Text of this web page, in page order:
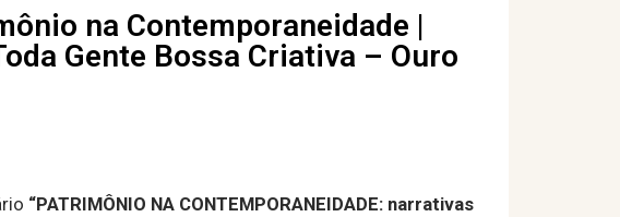
na Contemporaneidade |
Gente Bossa Criativa – Ouro
“PATRIMÔNIO NA CONTEMPORANEIDADE: narrativas